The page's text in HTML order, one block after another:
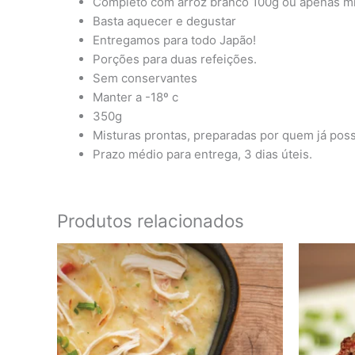
Basta aquecer e degustar
Entregamos para todo Japão!
Porções para duas refeições.
Sem conservantes
Manter a -18º c
350g
Misturas prontas, preparadas por quem já
Prazo médio para entrega, 3 dias úteis.
Produtos relacionados
Faixa
de
preço:
¥1,040
através
¥1,120
Este
produto
tem
várias
variantes.
As